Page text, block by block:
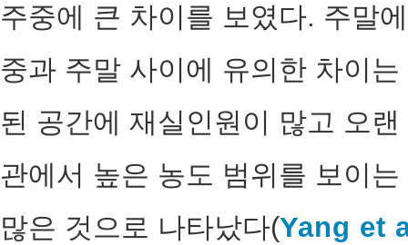
주중에 큰 차이를 보였다. 주말
중과 주말 사이에 유의한 차이
된 공간에 재실인원이 많고 오
관에서 높은 농도 범위를 보이
많은 것으로 나타났다(Yang et